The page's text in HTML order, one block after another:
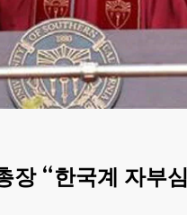
장 “한국계 자부심